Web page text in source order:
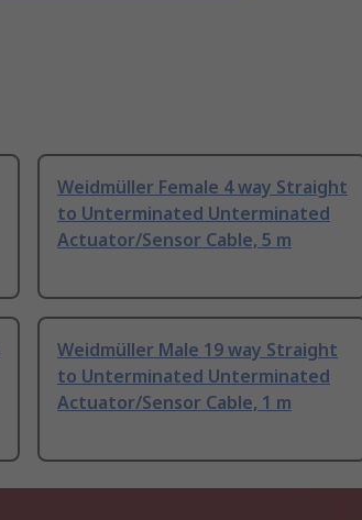
Weidmüller Female 4 way Straight
to Unterminated Unterminated
Actuator/Sensor Cable, 5 m
Weidmüller Male 19 way Straight
to Unterminated Unterminated
Actuator/Sensor Cable, 1 m